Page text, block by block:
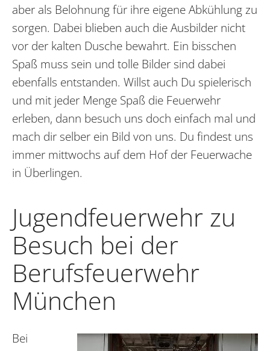
aber als Belohnung für ihre eigene Abkühlung zu
sorgen. Dabei blieben auch die Ausbilder nicht
vor der kalten Dusche bewahrt. Ein bisschen
Spaß muss sein und tolle Bilder sind dabei
ebenfalls entstanden. Willst auch Du spielerisch
und mit jeder Menge Spaß die Feuerwehr
erleben, dann besuch uns doch einfach mal und
mach dir selber ein Bild von uns. Du findest uns
immer mittwochs auf dem Hof der Feuerwache
in Überlingen.
Jugendfeuerwehr zu
Besuch bei der
Berufsfeuerwehr
München
Bei